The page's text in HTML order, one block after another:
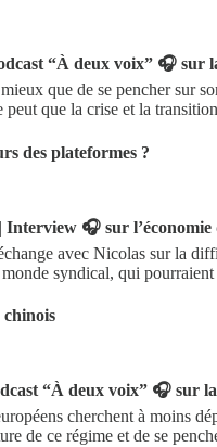
“À deux voix” 🎧 sur
que de se pencher sur
peut que la crise et la
des plateformes ?
Interview 🎧 sur l’économie
avec Nicolas sur la
syndical, qui
“À deux voix” 🎧 sur
cherchent à moins
de ce régime et de se